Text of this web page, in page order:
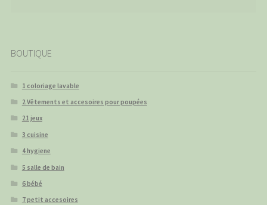
BOUTIQUE
1 coloriage lavable
2 Vêtements et accesoires pour poupées
21 jeux
3 cuisine
4 hygiene
5 salle de bain
6 bébé
7 petit accesoires